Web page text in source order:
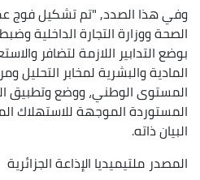
وفي هذا الصدد, "تم تشكيل فوج
الصحة ووزارة التجارة الداخلية
بوضع التدابير اللازمة لتضافر
المادية والبشرية لمخابر التحليل
المستوى الوطني، ووضع وتطبيق
المستوردة الموجهة للاستهلاك
البيان ذاته.
المصدرملتيميديا الإذاعة الجزائرية